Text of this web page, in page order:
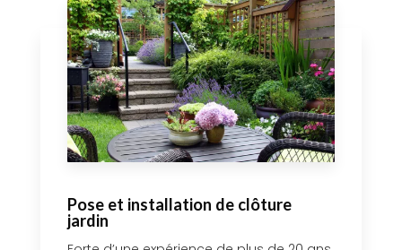
Pose et installation de clôture
jardin